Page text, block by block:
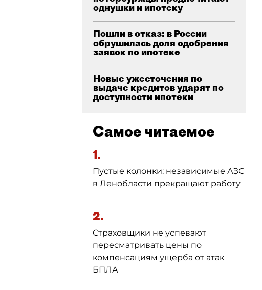
однушки и ипотеку
Пошли в отказ: в России
обрушилась доля одобрения
заявок по ипотеке
Новые ужесточения по
выдаче кредитов ударят по
доступности ипотеки
Самое читаемое
1.
Пустые колонки: независимые АЗС
в Ленобласти прекращают работу
2.
Страховщики не успевают
пересматривать цены по
компенсациям ущерба от атак
БПЛА